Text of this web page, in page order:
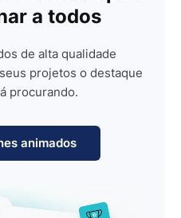
a todos
de alta qualidade
projetos o destaque
procurando.
animados